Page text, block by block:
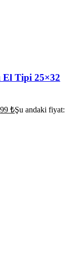
El Tipi 25×32
₺Şu andaki fiyat: